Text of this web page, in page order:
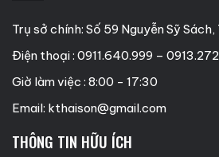
Trụ sở chính: Số 59 Nguyễn Sỹ Sách,
Điện thoại : 0911.640.999 –
Giờ làm việc : 8:00 - 17:30
Email: kthaison@gmail.com
THÔNG TIN HỮU ÍCH